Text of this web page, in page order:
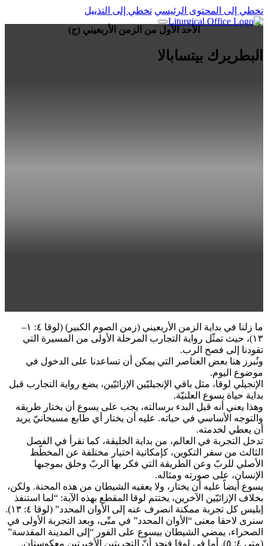
تخطي إلى المحتوى الرئيسي تخطي إلى التذييل
الأحد الأول من الزمن الأربعيني (ج)
البطريرك بيتسابالا
ما زلنا في بداية الزمن الأربعيني (زمن الصوم الكبير) (لوقا ٤: ١–
١٣)، حيث تمثّل رواية التجارب المرحلة الأولى من المسيرة التي
تقودنا إلى فصح الرب.
ونُبرز هنا بعض العناصر التي يمكن أن تساعدنا على الدخول في
موضوع اليوم.
الإنجيلي لوقا، مثل باقي الإنجيليّين الإزائيّين، يضع رواية التجارب قبل
بداية حياة يسوع العلنيّة.
وهذا يعني أنه قبل البدء برسالته، يجب على يسوع أن يختار طريقه
والتوجه الأساسي في حياته. عليه أن يختار أي طابع مسيحانيّ يريد
أن يعطي لخدمته.
تدخل التجربة في العالم، من بداية الخليقة، كما نقرأ في الفصل
الثالث من سفر التكوين، كإمكانية اختيار مختلفة عن المخطّط
الأصلي للربّ وعن الطريقة التي فكر بها الربّ وخلق بموجبها
الإنسان، على صورته ومثاله.
يسوع أيضاً عليه أن يختار، ولا يعفيه الشيطان من هذه المحنة. ولكن،
بخلاف الإزائيّين الآخرين، يختتم لوقا المقطع بهذه الآية: “لما استنفذ
إبليس كل تجربة ممكنة انصرف عنه إلى الأوان المحدد” (لوقا ٤: ١٣).
سنرى لاحقا معنى “الأوان المحدد” في متّى، وبعد التجربة الأولى في
الصحراء، يمضي الشيطان بيسوع على الفور “إلى المدينة المقدسة”
(متى ٤: ٥). أما في لوقا فنجد أنّ التجربتين الأخيرتين معكوستان.